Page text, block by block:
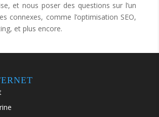
et nous poser des questions sur l’un
connexes, comme l’optimisation SEO,
et plus encore.